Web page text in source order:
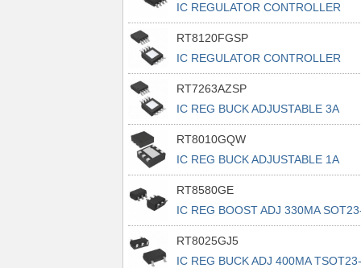
IC REGULATOR CONTROLLER
RT8120FGSP
IC REGULATOR CONTROLLER
RT7263AZSP
IC REG BUCK ADJUSTABLE 3A
8SOP
RT8010GQW
IC REG BUCK ADJUSTABLE 1A
6WDFN
RT8580GE
IC REG BOOST ADJ 330MA
RT8025GJ5
IC REG BUCK ADJ 400MA